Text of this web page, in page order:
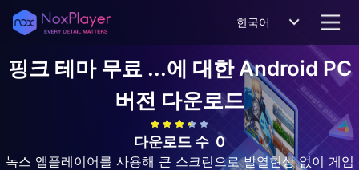
한국어
핑크 테마 무료 ...에 대한 Android PC
버전 다운로드
다운로드 수 0
녹스 앱플레이어를 사용해 큰 스크린으로 발열현상 없이 게임